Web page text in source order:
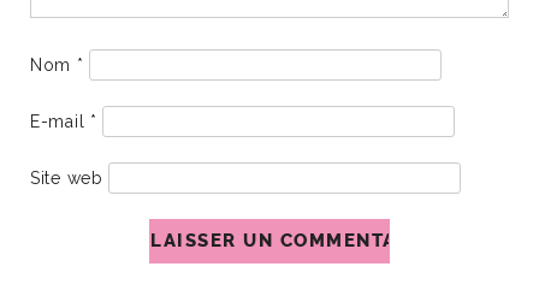
Nom *
E-mail *
Site web